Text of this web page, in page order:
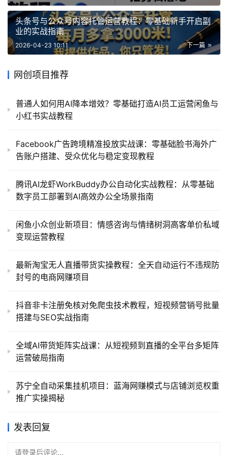
头条号与公众号内容托管运营教程：零基础新手开启副
业的实战指南
下一篇
2026-04-23 10:11
网创项目推荐
普通人如何用AI降本增效？零基础打造AI员工运营闲鱼与
小红书实战教程
Facebook广告跨境精准投放实战课：零基础脸书海外广
告账户搭建、受众优化与稳定变现教程
腾讯AI龙虾WorkBuddy办公自动化实战教程：从零基础
数字员工部署到AI高效办公全场景指南
闲鱼小众创业新项目：情感咨询与情绪树洞高客单价私域
变现运营教程
最新淘宝无人直播带货实操教程：全天自动运行不违规防
封号的电商网赚项目
抖音非卡注册免核对免爬虫技术教程，短视频营销号批量
搭建与SEO实战指南
全域AI带货矩阵实战课：从短视频到直播的全平台多矩阵
运营破局指南
苏宁全自动采集挂机项目：蓝海网赚模式与店铺浏览权重
推广实操揭秘
发表回复
请登录后评论...